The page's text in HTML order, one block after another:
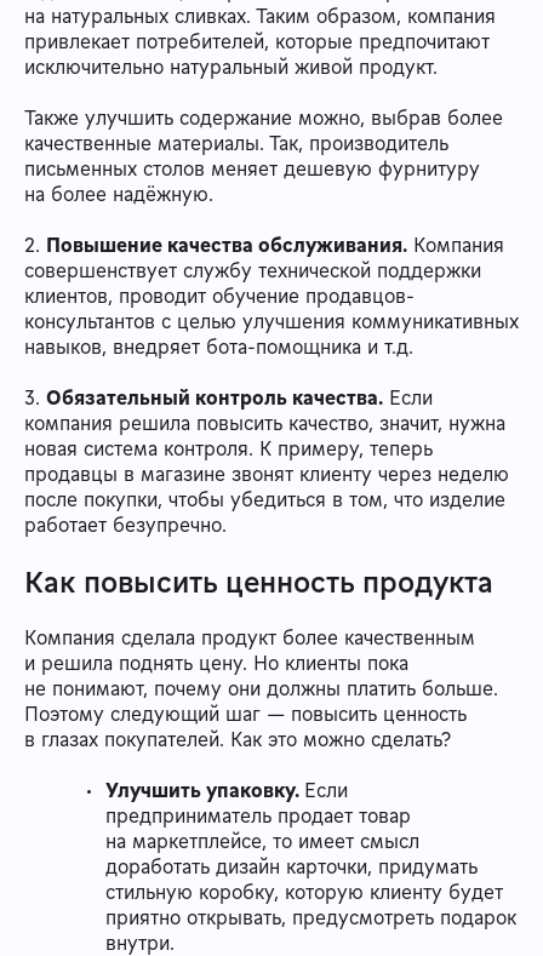
на натуральных сливках. Таким образом, компания
привлекает потребителей, которые предпочитают
исключительно натуральный живой продукт.
Также улучшить содержание можно, выбрав более
качественные материалы. Так, производитель
письменных столов меняет дешевую фурнитуру
на более надёжную.
2. Повышение качества обслуживания. Компания
совершенствует службу технической поддержки
клиентов, проводит обучение продавцов-
консультантов с целью улучшения коммуникативных
навыков, внедряет бота-помощника и т.д.
3. Обязательный контроль качества. Если
компания решила повысить качество, значит, нужна
новая система контроля. К примеру, теперь
продавцы в магазине звонят клиенту через неделю
после покупки, чтобы убедиться в том, что изделие
работает безупречно.
Как повысить ценность продукта
Компания сделала продукт более качественным
и решила поднять цену. Но клиенты пока
не понимают, почему они должны платить больше.
Поэтому следующий шаг — повысить ценность
в глазах покупателей. Как это можно сделать?
Улучшить упаковку. Если
предприниматель продает товар
на маркетплейсе, то имеет смысл
доработать дизайн карточки, придумать
стильную коробку, которую клиенту будет
приятно открывать, предусмотреть подарок
внутри.